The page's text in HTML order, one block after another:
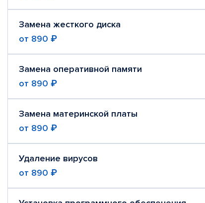
Замена жесткого диска
от 890 ₽
Замена оперативной памяти
от 890 ₽
Замена материнской платы
от 890 ₽
Удаление вирусов
от 890 ₽